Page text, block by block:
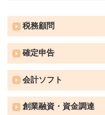
税務顧問
確定申告
会計ソフト
創業融資・資金調達